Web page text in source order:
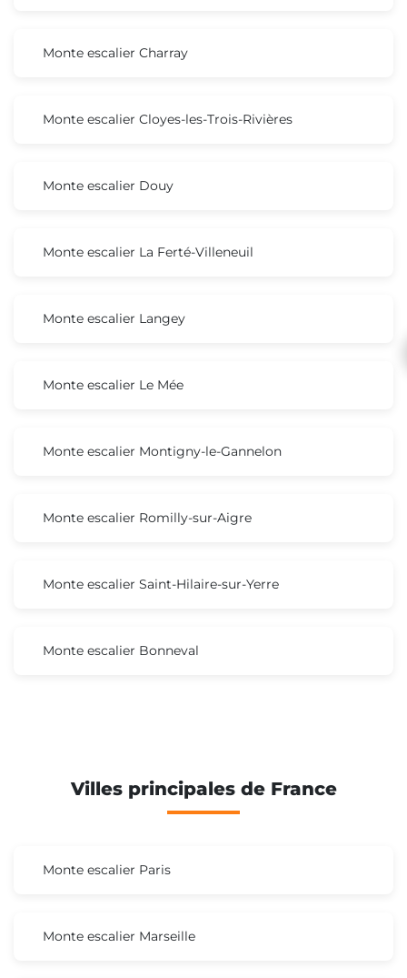
Monte escalier Charray
Monte escalier Cloyes-les-Trois-Rivières
Monte escalier Douy
Monte escalier La Ferté-Villeneuil
Monte escalier Langey
Monte escalier Le Mée
Monte escalier Montigny-le-Gannelon
Monte escalier Romilly-sur-Aigre
Monte escalier Saint-Hilaire-sur-Yerre
Monte escalier Bonneval
Villes principales de France
Monte escalier Paris
Monte escalier Marseille